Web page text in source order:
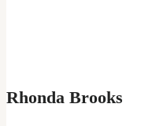
Rhonda Brooks